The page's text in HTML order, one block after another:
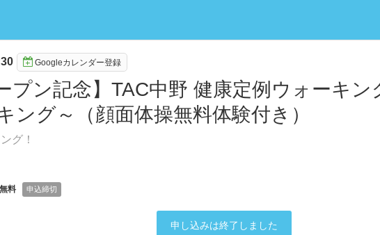
Googleカレンダー登録
プン記念】TAC中野 健康定例ウォーキ
ング～（顔面体操無料体験付き）
グ！
無料 申込締切
申し込みは終了しました